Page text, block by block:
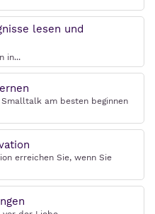
lesen und
in...
Smalltalk am besten beginnen
erreichen Sie, wenn Sie